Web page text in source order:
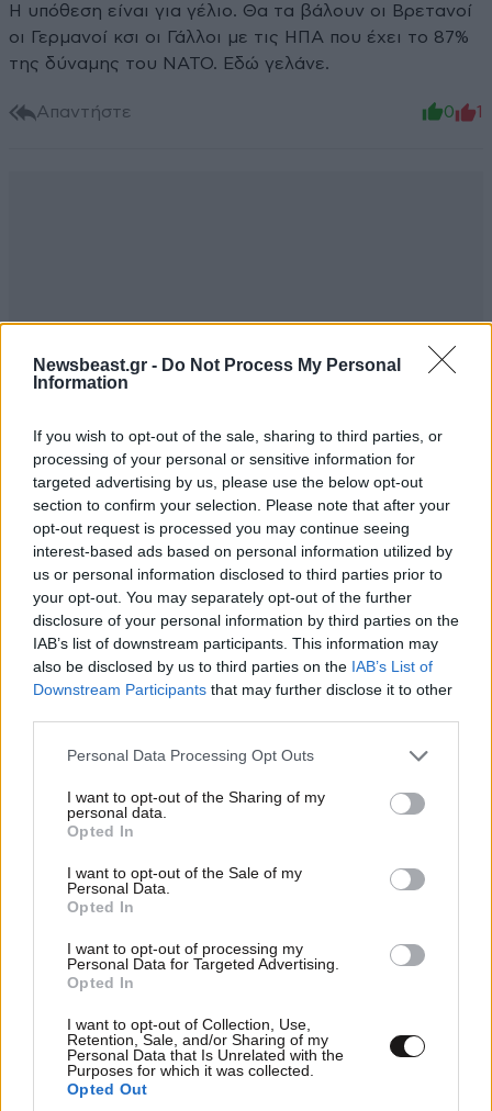
Newsbeast.gr - Do Not Process My Personal
Information
If you wish to opt-out of the sale, sharing to third parties, or
processing of your personal or sensitive information for
targeted advertising by us, please use the below opt-out
section to confirm your selection. Please note that after your
opt-out request is processed you may continue seeing
interest-based ads based on personal information utilized by
us or personal information disclosed to third parties prior to
your opt-out. You may separately opt-out of the further
disclosure of your personal information by third parties on the
IAB’s list of downstream participants. This information may
also be disclosed by us to third parties on the IAB’s List of
Downstream Participants that may further disclose it to other
Please note that this website/app uses one or more Google
not limited to your visit or usage behaviour. You may click to
grant or deny consent to Google and its third-party tags to
use your data for below specified purposes in below Google
consent section.
Personal Data Processing Opt Outs
I want to opt-out of the Sharing of my
personal data.
Opted In
I want to opt-out of the Sale of my
Personal Data.
Opted In
I want to opt-out of processing my
Personal Data for Targeted Advertising.
Opted In
I want to opt-out of Collection, Use,
Retention, Sale, and/or Sharing of my
Personal Data that Is Unrelated with the
Purposes for which it was collected.
Opted Out
Η υπόθεση είναι για γέλιο. Θα τα βάλουν οι Βρετανοί
οι Γερμανοί κσι οι Γάλλοι με τις ΗΠΑ που έχει το 87%
της δύναμης του ΝΑΤΟ. Εδώ γελάνε.
Απαντήστε 0 1
Άγαμοι θυται 15·04·2026 03:00
Λυπάμαι που το λέω αλλά χωρίς την Αμερική δεν
κάνετε βήμα, θα μείνετε με τα σχέδια, ποιος από εσάς
θα μπει μπροστά …? Μου θυμίζει το μύθο με τα
ποντίκια και το γάτο.
Απαντήστε 2
Γελασα 15·04·2026 01:43
Ποιος πεταει εξω την αμερικη?
Απαντήστε
σύμφωνα με .... 14·04·2026 23:00
... εμπιστευτικές πληροφορίες το σχέδιο ονομάζεται
Seagull Soup me Αvgolemono 👍